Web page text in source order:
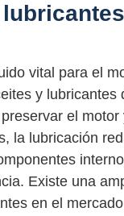
vital para el
y lubricantes
el motor
la lubricación
Existe una
en el